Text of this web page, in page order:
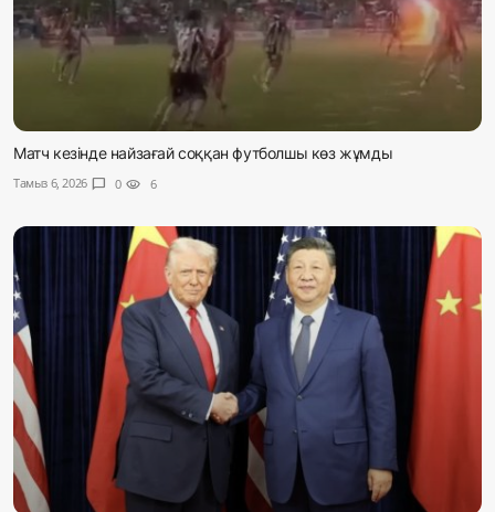
Матч кезінде найзағай соққан футболшы көз жұмды
Тамыз 6, 2026 chat_bubble 0 visibility 6